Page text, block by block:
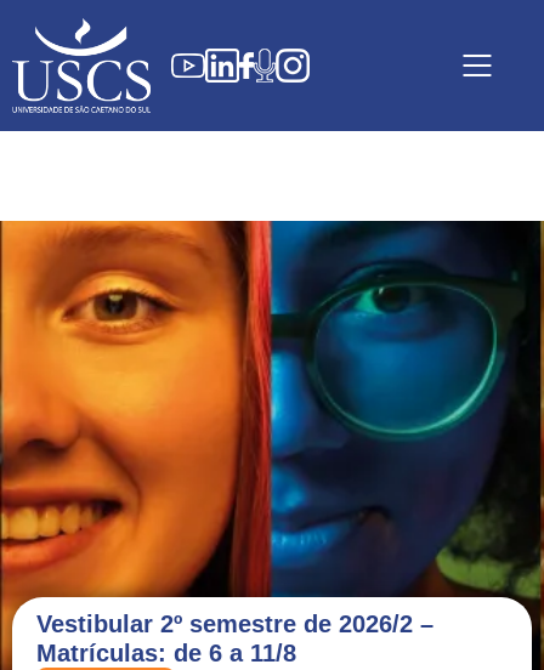
Vestibular 2º semestre de 2026/2 –
Matrículas: de 6 a 11/8